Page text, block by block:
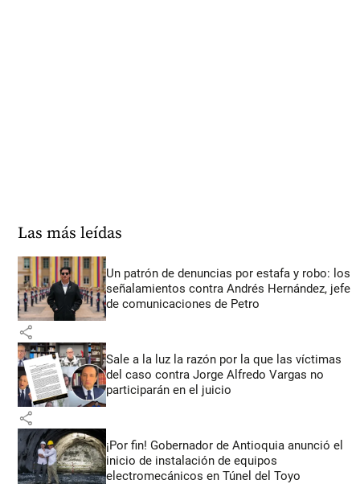
Las más leídas
Un patrón de denuncias por estafa y robo: los
señalamientos contra Andrés Hernández, jefe
de comunicaciones de Petro
share
Sale a la luz la razón por la que las víctimas
del caso contra Jorge Alfredo Vargas no
participarán en el juicio
share
¡Por fin! Gobernador de Antioquia anunció el
inicio de instalación de equipos
electromecánicos en Túnel del Toyo